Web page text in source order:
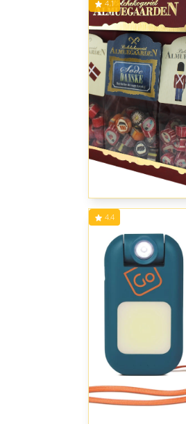
4.1
4.4